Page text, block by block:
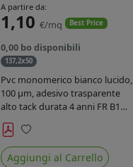
A partire da:
1,10 €/mq Best Price
0,00 bo disponibili
137,2x50
Pvc monomerico bianco lucido,
100 µm, adesivo trasparente
alto tack durata 4 anni FR B1
REACH per stampa solvente
ecosolvente uv latex, Liner in
carta KRAFT monosiliconata
135gr. brand Intercoat.
Preferiti
Aggiungi al Carrello